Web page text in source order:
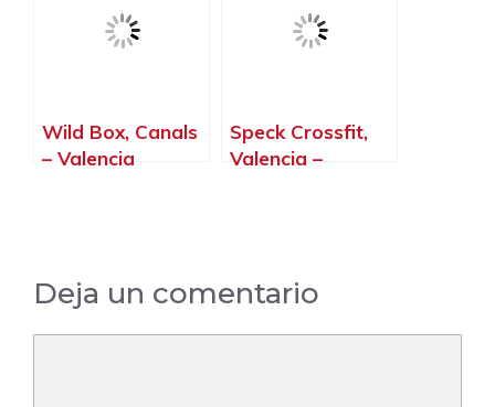
Wild Box, Canals
– Valencia
Speck Crossfit,
Valencia –
Deja un comentario